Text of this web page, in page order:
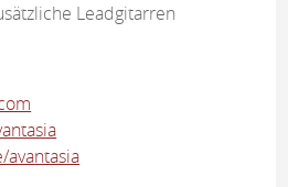
Leadgitarren